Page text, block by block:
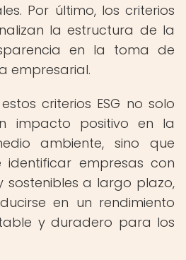
Por último, los criterios
la estructura de la
en la toma de
empresarial.
criterios ESG no solo
impacto positivo en la
ambiente, sino que
identificar empresas con
sostenibles a largo plazo,
en un rendimiento
y duradero para los